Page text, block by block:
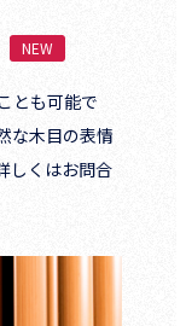
とも可能で
な木目の表情
しくはお問合